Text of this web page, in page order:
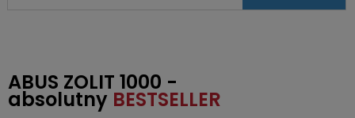
ABUS ZOLIT 1000 -
absolutny BESTSELLER